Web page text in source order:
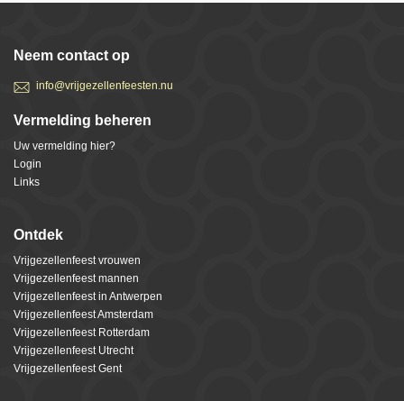
Neem contact op
info@vrijgezellenfeesten.nu
Vermelding beheren
Uw vermelding hier?
Login
Links
Ontdek
Vrijgezellenfeest vrouwen
Vrijgezellenfeest mannen
Vrijgezellenfeest in Antwerpen
Vrijgezellenfeest Amsterdam
Vrijgezellenfeest Rotterdam
Vrijgezellenfeest Utrecht
Vrijgezellenfeest Gent